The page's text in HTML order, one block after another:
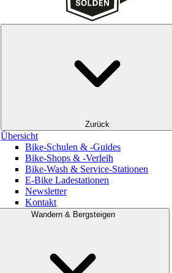
Zurück
Übersicht
Bike-Schulen & -Guides
Bike-Shops & -Verleih
Bike-Wash & Service-Stationen
E-Bike Ladestationen
Newsletter
Kontakt
Wandern & Bergsteigen